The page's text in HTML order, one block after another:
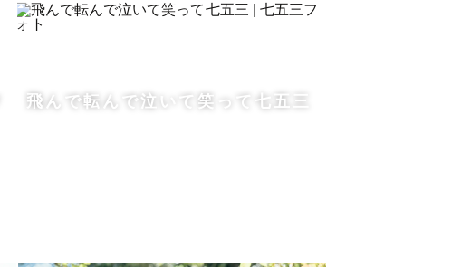
飛んで転んで泣いて笑って七五三